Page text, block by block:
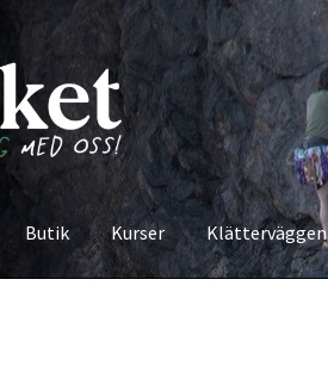
Butik Kurser Klätterväggen